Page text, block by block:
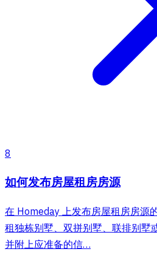
8
如何发布房屋租房房源
在 Homeday 上发布房屋租房房源
租独栋别墅、双拼别墅、联排别墅
并附上应准备的信…